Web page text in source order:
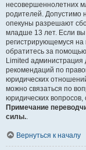
несовершеннолетних
родителей. Допустимо
опекуны разрешают
младше 13 лет. Если вы
регистрирующемуся
обратитесь за
Limited
рекомендаций по
юридических
можно связаться по
юридических
Примечание
силы..
Вернуться к началу